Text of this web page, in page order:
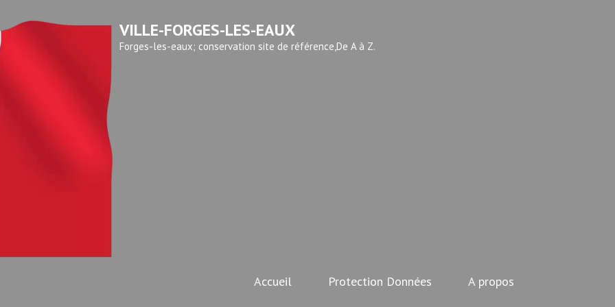
VILLE-FORGES-LES-EAUX
Forges-les-eaux; conservation site de référence,De A à Z.
Accueil Protection Données A propos